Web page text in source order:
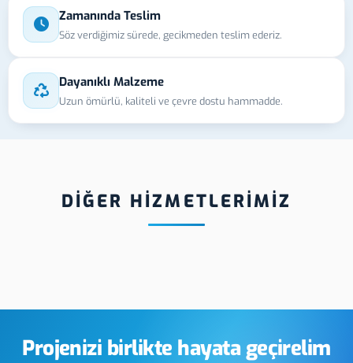
Zamanında Teslim
Söz verdiğimiz sürede, gecikmeden teslim ederiz.
Dayanıklı Malzeme
Uzun ömürlü, kaliteli ve çevre dostu hammadde.
DİĞER HİZMETLERİMİZ
Projenizi birlikte hayata geçirelim